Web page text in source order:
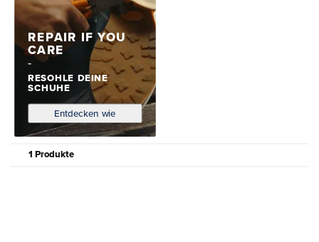
REPAIR IF YOU
CARE
RESOHLE DEINE
SCHUHE
Entdecken wie
1 Produkte